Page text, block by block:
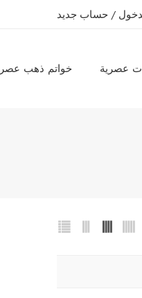
/ حساب جديد
عصرية خواتم ذهب